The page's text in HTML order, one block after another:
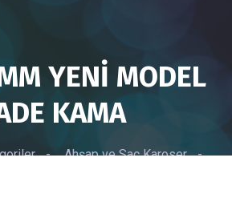
YENİ MODEL
KAMA
- Ahşap ve Sac Karoser
-